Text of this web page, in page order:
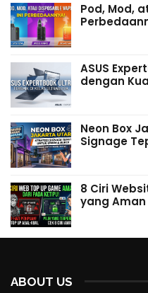
Pod, Mod,
ASUS
dengan
Neon Box
Signage
8 Ciri
yang
ABOUT US